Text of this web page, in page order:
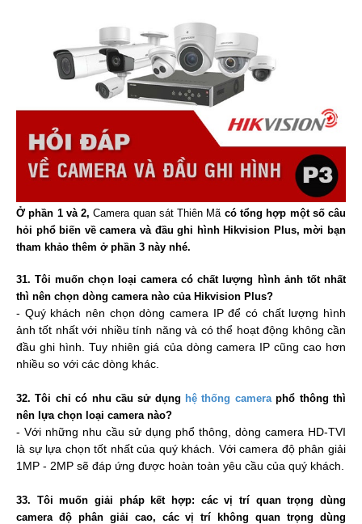
Ở phần 1 và 2,Camera quan sát Thiên Mãcó tổng hợp một số câu
hỏi phổ biến về camera và đầu ghi hình Hikvision Plus, mời bạn
tham khảo thêm ở phần 3 này nhé.
31. Tôi muốn chọn loại camera có chất lượng hình ảnh tốt nhất
thì nên chọn dòng camera nào của Hikvision Plus?
- Quý khách nên chọn dòng camera IP để có chất lượng hình
ảnh tốt nhất với nhiều tính năng và có thể hoạt động không cần
đầu ghi hình. Tuy nhiên giá của dòng camera IP cũng cao hơn
nhiều so với các dòng khác.
32. Tôi chỉ có nhu cầu sử dụng hệ thống cameraphổ thông thì
nên lựa chọn loại camera nào?
- Với những nhu cầu sử dụng phổ thông, dòng camera HD-TVI
là sự lựa chọn tốt nhất của quý khách. Với camera độ phân giải
1MP - 2MP sẽ đáp ứng được hoàn toàn yêu cầu của quý khách.
33. Tôi muốn giải pháp kết hợp: các vị trí quan trọng dùng
camera độ phân giải cao, các vị trí không quan trọng dùng